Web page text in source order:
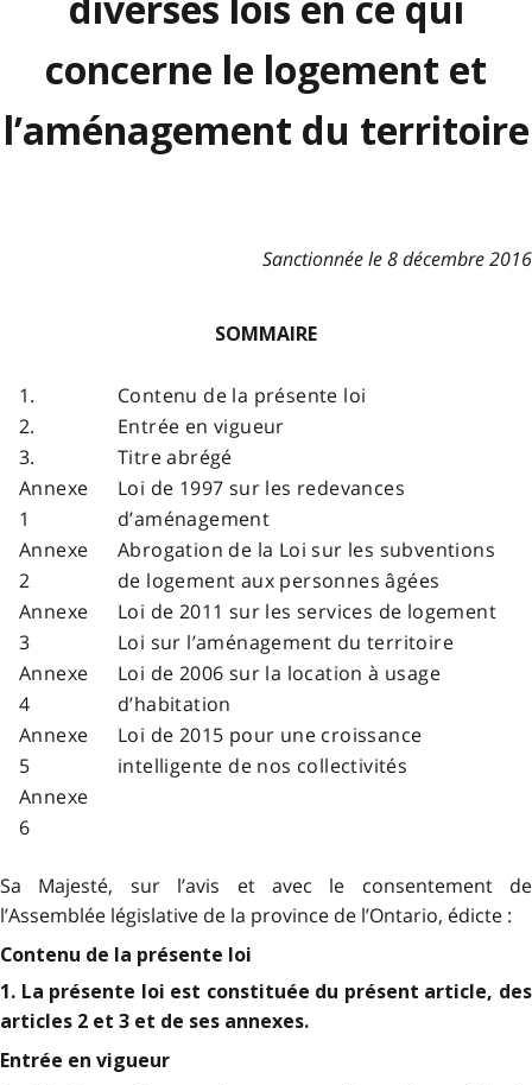
diverses lois en ce qui
concerne le logement et
l’aménagement du territoire
Sanctionnée le 8 décembre 2016
SOMMAIRE
1.
2.
3.
Annexe
1
Annexe
2
Annexe
3
Annexe
4
Annexe
5
Annexe
6
Contenu de la présente loi
Entrée en vigueur
Titre abrégé
Loi de 1997 sur les redevances
d’aménagement
Abrogation de la Loi sur les subventions
de logement aux personnes âgées
Loi de 2011 sur les services de logement
Loi sur l’aménagement du territoire
Loi de 2006 sur la location à usage
d’habitation
Loi de 2015 pour une croissance
intelligente de nos collectivités
Sa Majesté, sur l’avis et avec le consentement de
l’Assemblée législative de la province de l’Ontario, édicte :
Contenu de la présente loi
1. La présente loi est constituée du présent article, des
articles 2 et 3 et de ses annexes.
Entrée en vigueur